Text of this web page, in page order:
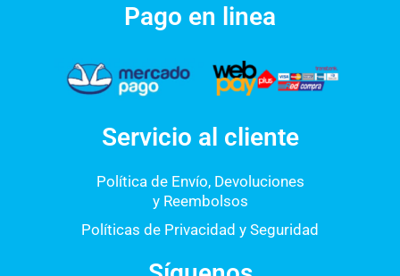
Pago en linea
Servicio al cliente
Política de Envío, Devoluciones
y Reembolsos
Políticas de Privacidad y Seguridad